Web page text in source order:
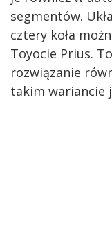
segmentów.
cztery koła
Toyocie Prius.
rozwiązanie
takim wariancie